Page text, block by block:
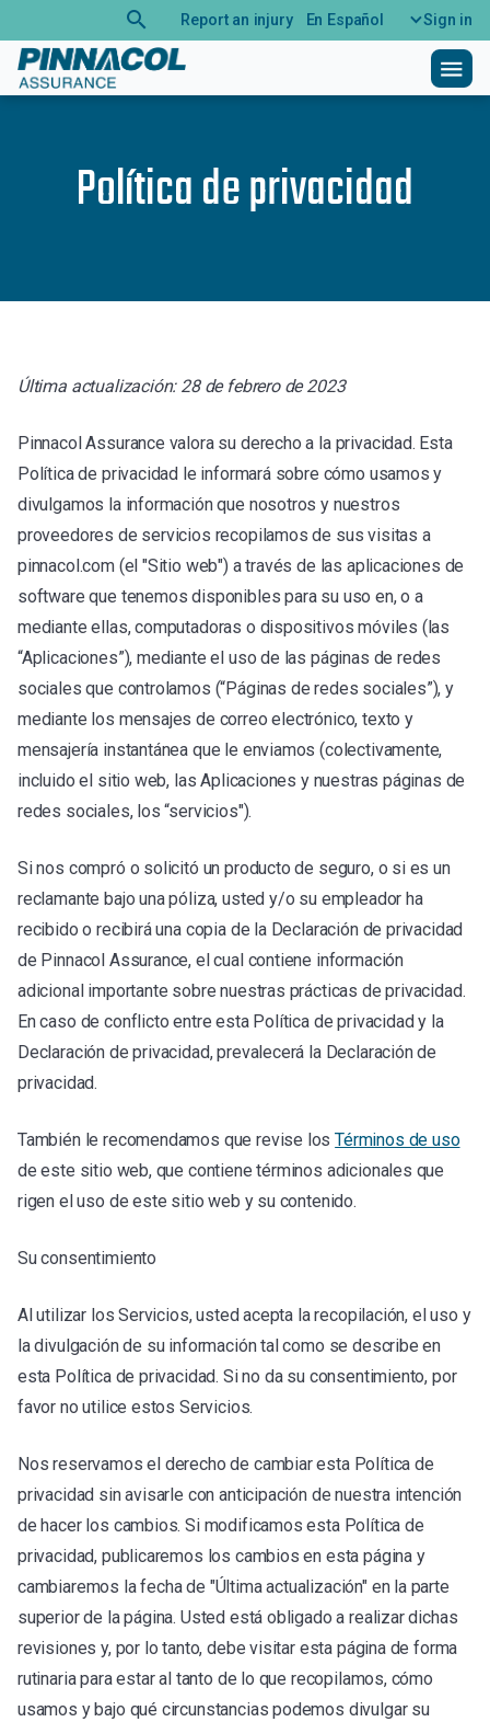
search Report an injury En Español Sign in
menu
Política de privacidad
Última actualización: 28 de febrero de 2023
Pinnacol Assurance valora su derecho a la privacidad. Esta
Política de privacidad le informará sobre cómo usamos y
divulgamos la información que nosotros y nuestros
proveedores de servicios recopilamos de sus visitas a
pinnacol.com (el "Sitio web") a través de las aplicaciones de
software que tenemos disponibles para su uso en, o a
mediante ellas, computadoras o dispositivos móviles (las
“Aplicaciones”), mediante el uso de las páginas de redes
sociales que controlamos (“Páginas de redes sociales”), y
mediante los mensajes de correo electrónico, texto y
mensajería instantánea que le enviamos (colectivamente,
incluido el sitio web, las Aplicaciones y nuestras páginas de
redes sociales, los “servicios").
Si nos compró o solicitó un producto de seguro, o si es un
reclamante bajo una póliza, usted y/o su empleador ha
recibido o recibirá una copia de la Declaración de privacidad
de Pinnacol Assurance, el cual contiene información
adicional importante sobre nuestras prácticas de privacidad.
En caso de conflicto entre esta Política de privacidad y la
Declaración de privacidad, prevalecerá la Declaración de
privacidad.
También le recomendamos que revise losTérminos de uso
de este sitio web, que contiene términos adicionales que
rigen el uso de este sitio web y su contenido.
Su consentimiento
Al utilizar los Servicios, usted acepta la recopilación, el uso y
la divulgación de su información tal como se describe en
esta Política de privacidad. Si no da su consentimiento, por
favor no utilice estos Servicios.
Nos reservamos el derecho de cambiar esta Política de
privacidad sin avisarle con anticipación de nuestra intención
de hacer los cambios. Si modificamos esta Política de
privacidad, publicaremos los cambios en esta página y
cambiaremos la fecha de "Última actualización" en la parte
superior de la página. Usted está obligado a realizar dichas
revisiones y, por lo tanto, debe visitar esta página de forma
rutinaria para estar al tanto de lo que recopilamos, cómo
usamos y bajo qué circunstancias podemos divulgar su